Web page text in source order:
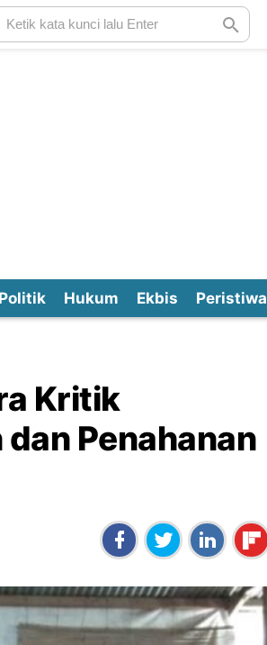
Politik Hukum Ekbis Peristiwa
Kritik
Penahanan